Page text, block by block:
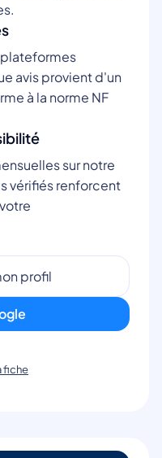
avis provient d'un
à la norme NF
sur notre
vérifiés renforcent
profil
fiche